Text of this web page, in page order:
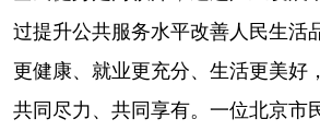
过提升公共服务水平改善人民生活
更健康、就业更充分、生活更美好
共同尽力、共同享有。一位北京市